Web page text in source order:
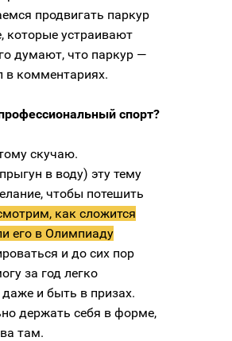
продвигать паркур
которые устраивают
думают, что паркур —
в комментариях.
спорт?
скучаю.
в воду) эту тему
чтобы потешить
как сложится
его в Олимпиаду
и до сих пор
за год легко
и быть в призах.
держать себя в форме,
там.